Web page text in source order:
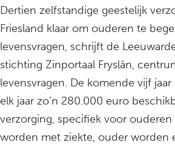
Dertien zelfstandige geestelijk
Friesland klaar om ouderen te
levensvragen, schrijft de
stichting Zinportaal Fryslân,
levensvragen. De komende vijf
elk jaar zo’n 280.000 euro
verzorging, specifiek voor
worden met ziekte, ouder worden